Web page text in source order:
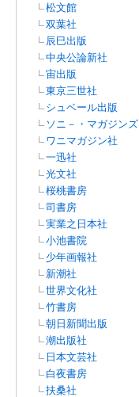
松文館
双葉社
辰巳出版
中央公論新社
宙出版
東京三世社
シュベール出版
ソニ－・マガジンズ
ワニマガジン社
一迅社
光文社
桜桃書房
司書房
実業之日本社
小池書院
少年画報社
新潮社
世界文化社
竹書房
朝日新聞出版
潮出版社
日本文芸社
白夜書房
扶桑社